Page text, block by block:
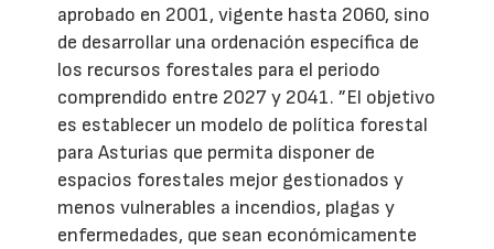
aprobado en 2001, vigente hasta 2060, sino
de desarrollar una ordenación específica de
los recursos forestales para el periodo
comprendido entre 2027 y 2041. ”El objetivo
es establecer un modelo de política forestal
para Asturias que permita disponer de
espacios forestales mejor gestionados y
menos vulnerables a incendios, plagas y
enfermedades, que sean económicamente